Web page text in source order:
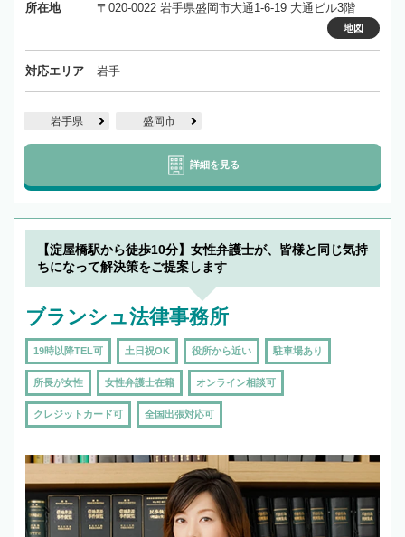
所在地 〒020-0022 岩手県盛岡市大通1-6-19 大通ビル3階
地図
対応エリア 岩手
岩手県 盛岡市
詳細を見る
【淀屋橋駅から徒歩10分】女性弁護士が、皆様と同じ気持
ちになって解決策をご提案します
ブランシュ法律事務所
19時以降TEL可 土日祝OK 役所から近い 駐車場あり
所長が女性 女性弁護士在籍 オンライン相談可
クレジットカード可 全国出張対応可